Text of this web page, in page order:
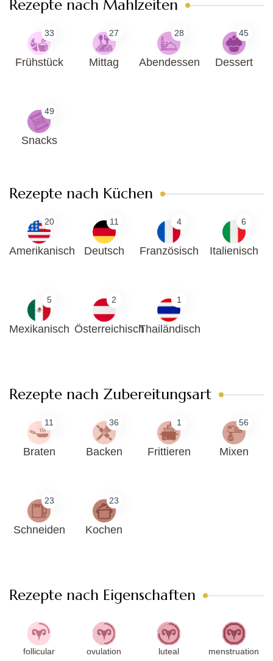
Rezepte nach Mahlzeiten
33
Frühstück
27
Mittag
28
Abendessen
45
Dessert
49
Snacks
Rezepte nach Küchen
20
Amerikanisch
11
Deutsch
4
Französisch
6
Italienisch
5
Mexikanisch
2
Österreichisch
1
Thailändisch
Rezepte nach Zubereitungsart
11
Braten
36
Backen
1
Frittieren
56
Mixen
23
Schneiden
23
Kochen
Rezepte nach Eigenschaften
follicular ovulation luteal menstruation